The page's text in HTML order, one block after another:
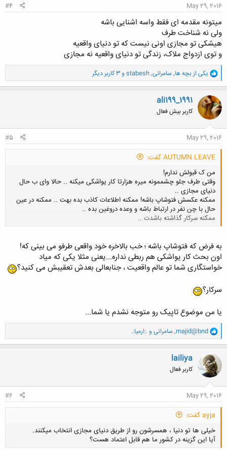
May 29, 2016
#4
میتونه مقدمه ای فقط واسه اشنایی باشه
ولی نه شناخت طرف
هیشکی تو مجازی اونی نیست که تو دنیای واقعیه
و توی ازدواج ملاک، زندگی تو دنیای واقعیه نه مجازی
و
ا
ک
ن
ش
ه
ا
یکی از بچه ها, سامرانی,
stabesh و 3 کاربر دیگر
ali199_1991
کاربر بیش فعال
May 29, 2016
#5
AUTUMN LEAVE گفت:
من ک قبولش ندارم!
وقتی طرف جلو چشممونه میره هزارتا کار یواشکی میکنه .. حالا وای ب حال
دنیای مجازی ..
ممکنه عکسش فتوشاپ باشه! ممکنه اطلاعات کاذب بده بهت .. ممکنه در عین
حال با چن نفر در ارتباط باشه و وعده دروغین بده ..
ممکنه سرکار گذاشته باشدت ..
به فرض که فتوشاپ باشه ؛ خب بالاخره خود واقعی طرفو می بینی که!
اون بحث کار یواشکی هم ربطی نداره...یعنی مثلا یکی که میاد
خواستگاری شما تو عالم واقعیت ، جنابعالی بعدش تعقیبش می کنید؟
سرکار؟
یا من موضوع تاپیک رو متوجه نشدم یا شما...
و
ا
ک
ن
ش
ه
ا
majid@bnd
, سامرانی و .:ارمیا:.
lailiya
کاربر فعال
May 29, 2016
#6
ayja گفت:
خیلی ها تو دنیا ، همسرشون رو از طریق دنیای مجازی انتخاب میکنند.
آیا این گزینه در کشور ما هم قابل اعتماد هست؟